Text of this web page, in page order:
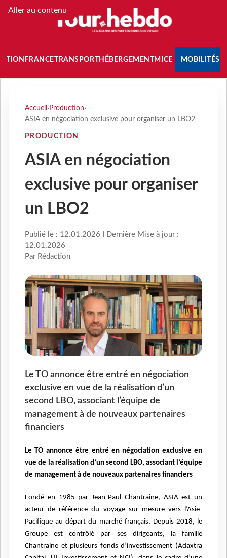
Aller au contenu
FRANCETRANSPORT HÉBERGEMENTMICE MOBILITÉS
Accueil › Production›
ASIA en négociation exclusive pour organiser un LBO2
PRODUCTION
ASIA en négociation
exclusive pour organiser
un LBO2
Publié le : 12.01.2026 I Dernière Mise à jour :
12.01.2026
Par Rédaction
Le TO annonce être entré en négociation
exclusive en vue de la réalisation d’un
second LBO, associant l’équipe de
management à de nouveaux partenaires
financiers
Le TO annonce être entré en négociation exclusive en
vue de la réalisation d’un second LBO, associant l’équipe
de management à de nouveaux partenaires financiers
Fondé en 1985 par Jean-Paul Chantraine, ASIA est un
acteur de référence du voyage sur mesure vers l’Asie-
Pacifique au départ du marché français. Depuis 2018, le
Groupe est contrôlé par ses dirigeants, la famille
Chantraine et plusieurs fonds d’investissement (Adaxtra